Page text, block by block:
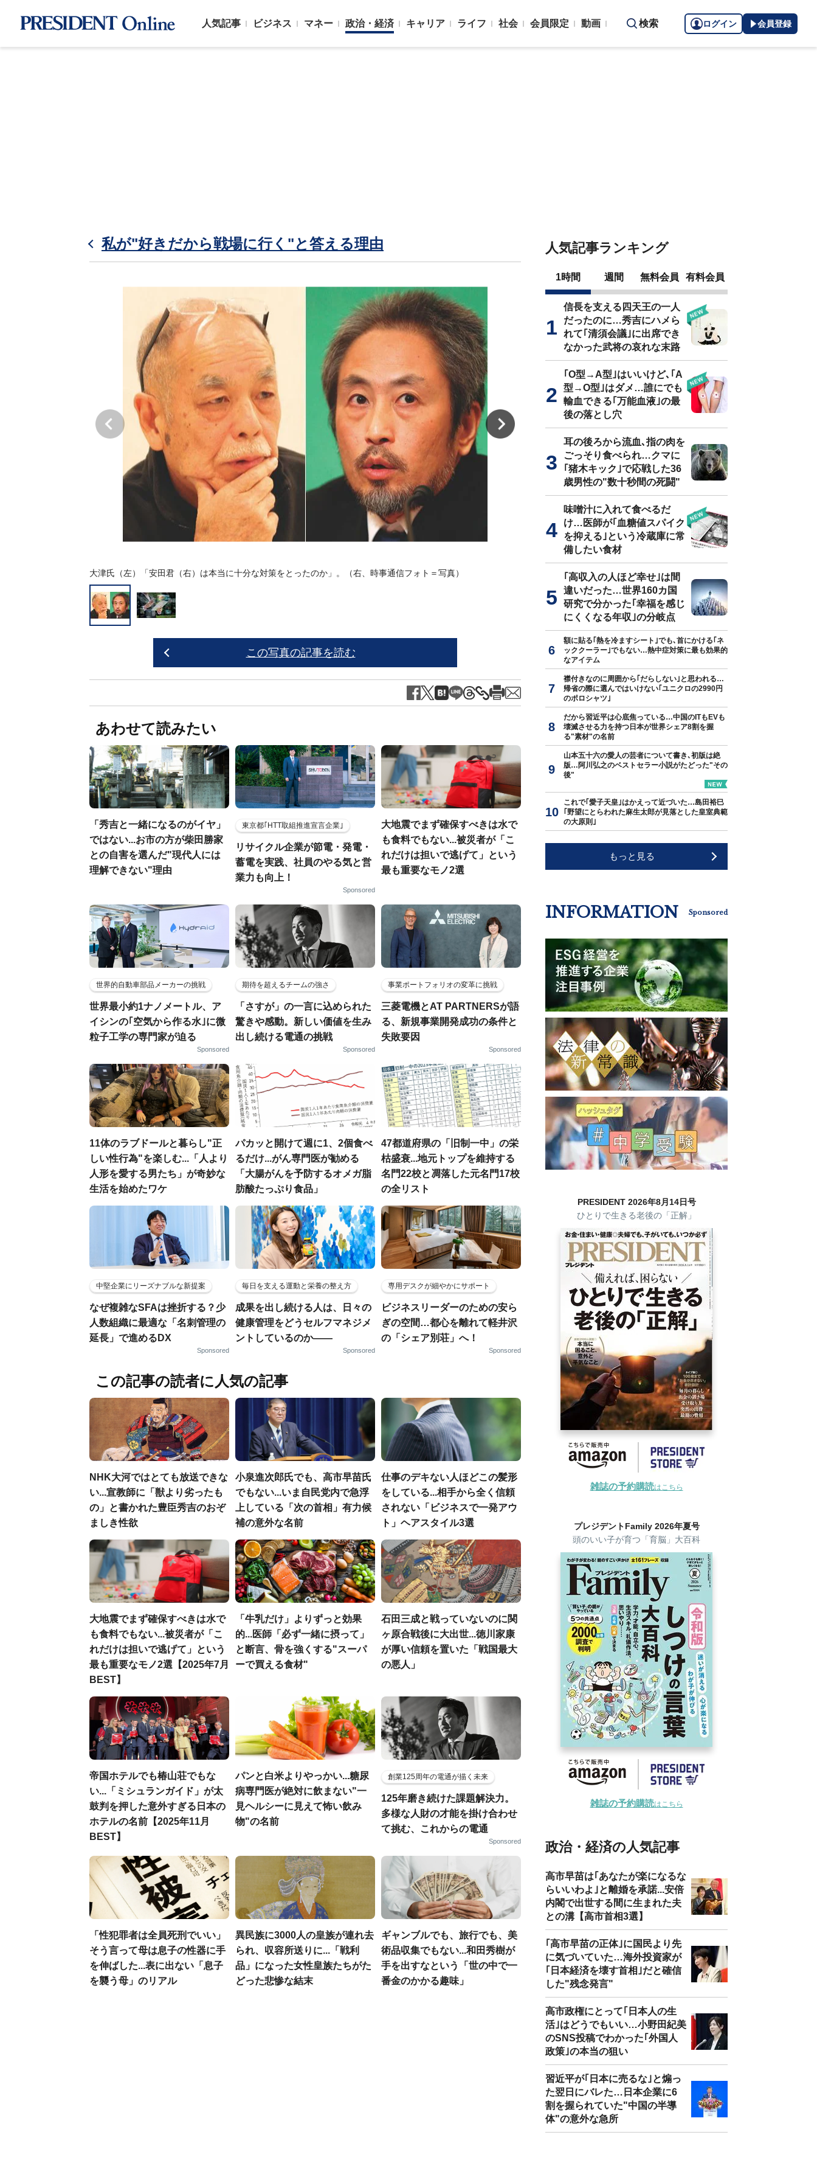
人気記事 ビジネス マネー 政治・経済 キャリア ライフ 社会 会員限定 動画 検索 ログイン 会員登録
私が"好きだから戦場に行く"と答える理由
大津氏（左）「安田君（右）は本当に十分な対策をとったのか」。（右、時事通信フォト＝写真） 写真＝iStock.com／metamorworks
この写真の記事を読む
あわせて読みたい
「秀吉と一緒になるのがイヤ」
ではない...お市の方が柴田勝家
との自害を選んだ"現代人には
理解できない"理由
東京都｢HTT取組推進宣言企業｣
リサイクル企業が節電・発電・
蓄電を実践、社員のやる気と営
業力も向上！
Sponsored
大地震でまず確保すべきは水で
も食料でもない...被災者が「こ
れだけは担いで逃げて」という
最も重要なモノ2選
世界的自動車部品メーカーの挑戦
世界最小約1ナノメートル、ア
イシンの｢空気から作る水｣に微
粒子工学の専門家が迫る
Sponsored
期待を超えるチームの強さ
「さすが」の一言に込められた
驚きや感動。新しい価値を生み
出し続ける電通の挑戦
Sponsored
事業ポートフォリオの変革に挑戦
三菱電機とAT PARTNERSが語
る、新規事業開発成功の条件と
失敗要因
Sponsored
11体のラブドールと暮らし"正
しい性行為"を楽しむ...「人より
人形を愛する男たち」が奇妙な
生活を始めたワケ
パカッと開けて週に1、2個食べ
るだけ...がん専門医が勧める
「大腸がんを予防するオメガ脂
肪酸たっぷり食品」
47都道府県の「旧制一中」の栄
枯盛衰...地元トップを維持する
名門22校と凋落した元名門17校
の全リスト
中堅企業にリーズナブルな新提案
なぜ複雑なSFAは挫折する？少
人数組織に最適な「名刺管理の
延長」で進めるDX
Sponsored
毎日を支える運動と栄養の整え方
成果を出し続ける人は、日々の
健康管理をどうセルフマネジメ
ントしているのか——
Sponsored
専用デスクが細やかにサポート
ビジネスリーダーのための安ら
ぎの空間…都心を離れて軽井沢
の「シェア別荘」へ！
Sponsored
この記事の読者に人気の記事
NHK大河ではとても放送できな
い...宣教師に「獣より劣ったも
の」と書かれた豊臣秀吉のおぞ
ましき性欲
小泉進次郎氏でも、高市早苗氏
でもない...いま自民党内で急浮
上している「次の首相」有力候
補の意外な名前
仕事のデキない人ほどこの髪形
をしている...相手から全く信頼
されない「ビジネスで一発アウ
ト」ヘアスタイル3選
大地震でまず確保すべきは水で
も食料でもない...被災者が「こ
れだけは担いで逃げて」という
最も重要なモノ2選【2025年7月
BEST】
「牛乳だけ」よりずっと効果
的...医師「必ず一緒に摂って」
と断言、骨を強くする"スーパ
ーで買える食材"
石田三成と戦っていないのに関
ヶ原合戦後に大出世...徳川家康
が厚い信頼を置いた「戦国最大
の悪人」
帝国ホテルでも椿山荘でもな
い...「ミシュランガイド」が太
鼓判を押した意外すぎる日本の
ホテルの名前【2025年11月
BEST】
パンと白米よりやっかい...糖尿
病専門医が絶対に飲まない"一
見ヘルシーに見えて怖い飲み
物"の名前
創業125周年の電通が描く未来
125年磨き続けた課題解決力。
多様な人財の才能を掛け合わせ
て挑む、これからの電通
Sponsored
「性犯罪者は全員死刑でいい」
そう言って母は息子の性器に手
を伸ばした...表に出ない「息子
を襲う母」のリアル
異民族に3000人の皇族が連れ去
られ、収容所送りに...「戦利
品」になった女性皇族たちがた
どった悲惨な結末
ギャンブルでも、旅行でも、美
術品収集でもない...和田秀樹が
手を出すなという「世の中で一
番金のかかる趣味」
人気記事ランキング
1時間 週間 無料会員 有料会員
信長を支える四天王の一人
だったのに…秀吉にハメら
れて｢清須会議｣に出席でき
なかった武将の哀れな末路
｢O型→A型｣はいいけど､｢A
型→O型｣はダメ…誰にでも
輸血できる｢万能血液｣の最
後の落とし穴
耳の後ろから流血､指の肉を
ごっそり食べられ…クマに
｢猪木キック｣で応戦した36
歳男性の"数十秒間の死闘"
味噌汁に入れて食べるだ
け…医師が｢血糖値スパイク
を抑える｣という冷蔵庫に常
備したい食材
｢高収入の人ほど幸せ｣は間
違いだった…世界160カ国
研究で分かった｢幸福を感じ
にくくなる年収｣の分岐点
額に貼る｢熱を冷ますシート｣でも､首にかける｢ネ
ッククーラー｣でもない…熱中症対策に最も効果的
なアイテム
襟付きなのに周囲から｢だらしない｣と思われる…
帰省の際に選んではいけない｢ユニクロの2990円
のポロシャツ｣
だから習近平は心底焦っている…中国のITもEVも
壊滅させる力を持つ日本が世界シェア8割を握
る"素材"の名前
山本五十六の愛人の芸者について書き､初版は絶
版…阿川弘之のベストセラー小説がたどった"その
後"
これで｢愛子天皇｣はかえって近づいた…島田裕巳
｢野望にとらわれた麻生太郎が見落とした皇室典範
の大原則｣
もっと見る
INFORMATION Sponsored
PRESIDENT 2026年8月14日号
ひとりで生きる老後の「正解」
雑誌の予約購読はこちら
プレジデントFamily 2026年夏号
頭のいい子が育つ「育脳」大百科
雑誌の予約購読はこちら
政治・経済の人気記事
高市早苗は｢あなたが楽になるな
らいいわよ｣と離婚を承諾...安倍
内閣で出世する間に生まれた夫
との溝【高市首相3選】
｢高市早苗の正体｣に国民より先
に気づいていた…海外投資家が
｢日本経済を壊す首相｣だと確信
した"残念発言"
高市政権にとって｢日本人の生
活｣はどうでもいい…小野田紀美
のSNS投稿でわかった｢外国人
政策｣の本当の狙い
習近平が｢日本に売るな｣と煽っ
た翌日にバレた…日本企業に6
割を握られていた"中国の半導
体"の意外な急所